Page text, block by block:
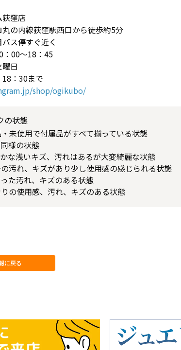
荻窪店
の内線荻窪駅西口から徒歩約5分
ス停すぐ近く
：00～18：45
日
：30まで
shop/ogikubo/
の状態
未使用で付属品がすべて揃っている状態
様の状態
な浅いキズ、汚れはあるが大変綺麗な状態
汚れ、キズがあり少し使用感の感じられる状態
た汚れ、キズのある状態
の使用感、汚れ、キズのある状態
に戻る